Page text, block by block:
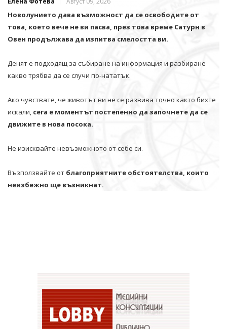
Новолунието дава възможност да се освободите от
това, което вече не ви пасва, през това време Сатурн в
Овен продължава да изпитва смелостта ви.
Денят е подходящ за събиране на информация и разбиране
какво трябва да се случи по-нататък.
Ако чувствате, че животът ви не се развива точно както бихте
искали, сега е моментът постепенно да започнете да се
движите в нова посока.
Не изисквайте невъзможното от себе си.
Възползвайте от благоприятните обстоятелства, които
неизбежно ще възникнат.